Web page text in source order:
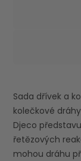
Sada dřívek a
kolečkové
Djeco
řetězových
mohou dráhu